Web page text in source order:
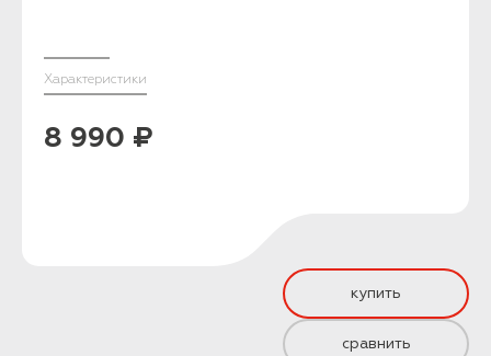
Характеристики
8 990 ₽
купить
сравнить